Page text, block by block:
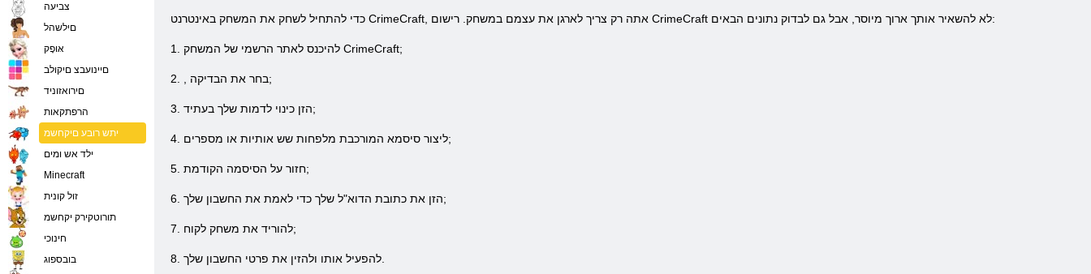
כדי להתחיל לשחק את המשחק באינטרנט CrimeCraft, אתה רק צריך לארגן את עצמם במשחק. רישום CrimeCraft לא להשאיר אותך ארוך מיוסר, אבל גם לבדוק נתונים הבאים:
1. להיכנס לאתר הרשמי של המשחק CrimeCraft;
2. , בחר את הבדיקה;
3. הזן כינוי לדמות שלך בעתיד;
4. ליצור סיסמא המורכבת מלפחות שש אותיות או מספרים;
5. חזור על הסיסמה הקודמת;
6. הזן את כתובת הדוא"ל שלך כדי לאמת את החשבון שלך;
7. להוריד את משחק לקוח;
צביעה
םילשהל
אּופָק
םיינועבצ םיקולב
םירואזוניד
הרפתקאות
יתש רובע םיקחשמ
ילד אש ומים
Minecraft
זול קונית
תורוטקירק יקחשמ
חינוכי
בובספוג